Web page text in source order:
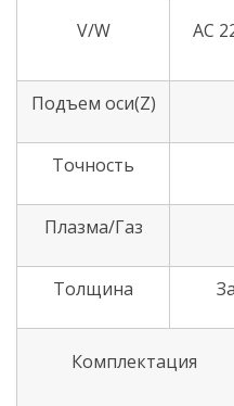
V/W AC
Подъем оси(Z)
Точность
Плазма/Газ
Толщина
Комплектация